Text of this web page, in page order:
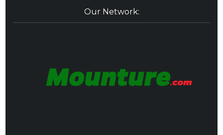
Our Network: